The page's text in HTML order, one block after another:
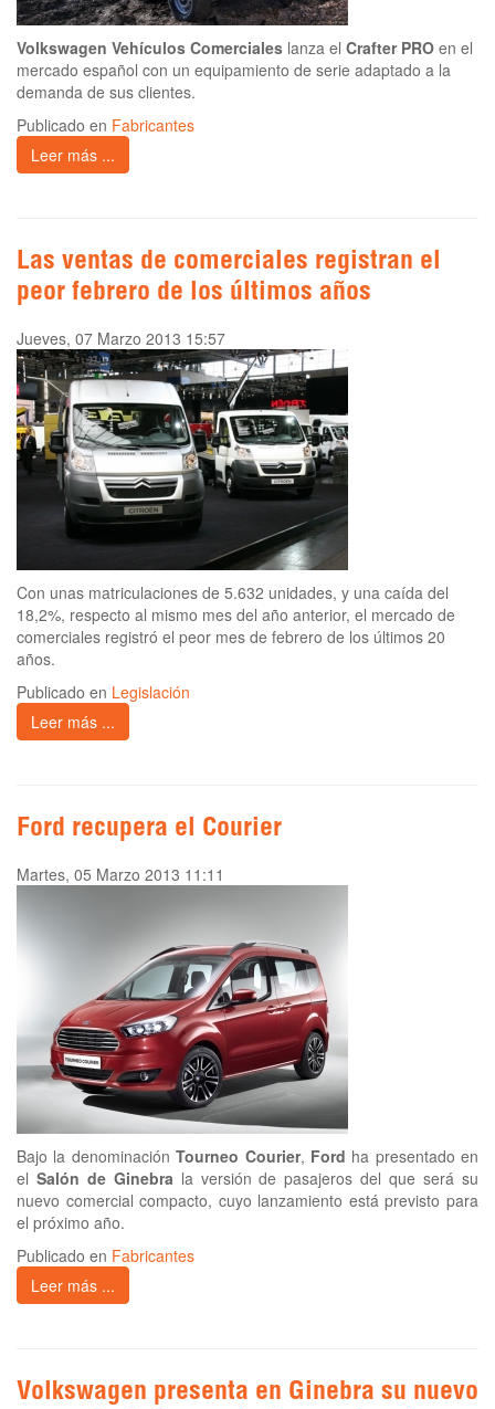
Volkswagen Vehículos Comerciales lanza el Crafter PRO en el
mercado español con un equipamiento de serie adaptado a la
demanda de sus clientes.
Publicado en Fabricantes
Leer más ...
Las ventas de comerciales registran el
peor febrero de los últimos años
Jueves, 07 Marzo 2013 15:57
Con unas matriculaciones de 5.632 unidades, y una caída del
18,2%, respecto al mismo mes del año anterior, el mercado de
comerciales registró el peor mes de febrero de los últimos 20
años.
Publicado en Legislación
Leer más ...
Ford recupera el Courier
Martes, 05 Marzo 2013 11:11
Bajo la denominaciónTourneo Courier, Ford ha presentado en
el Salón de Ginebra la versión de pasajeros del que será su
nuevo comercial compacto, cuyo lanzamiento está previsto para
el próximo año.
Publicado en Fabricantes
Leer más ...
Volkswagen presenta en Ginebra su nuevo